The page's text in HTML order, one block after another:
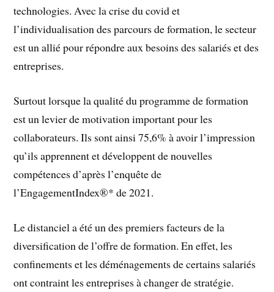
technologies. Avec la crise du covid et
l’individualisation des parcours de formation, le secteur
est un allié pour répondre aux besoins des salariés et des
entreprises.
Surtout lorsque la qualité du programme de formation
est un levier de motivation important pour les
collaborateurs. Ils sont ainsi 75,6% à avoir l’impression
qu’ils apprennent et développent de nouvelles
compétences d’après l’enquête de
l’EngagementIndex®* de 2021.
Le distanciel a été un des premiers facteurs de la
diversification de l’offre de formation. En effet, les
confinements et les déménagements de certains salariés
ont contraint les entreprises à changer de stratégie.